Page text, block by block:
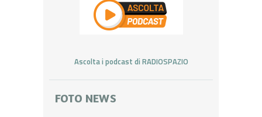
Ascolta i podcast di RADIOSPAZIO
FOTO NEWS